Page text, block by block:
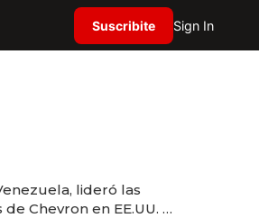
Suscribite Sign In
lideró las
Chevron en EE.UU. y